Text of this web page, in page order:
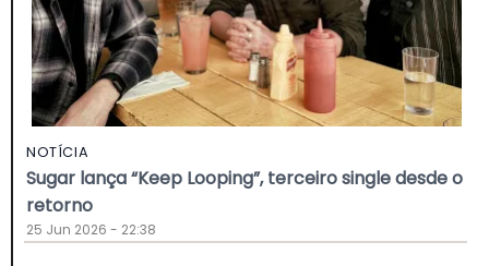
NOTÍCIA
Sugar lança “Keep Looping”, terceiro single desde o
retorno
25 Jun 2026 - 22:38